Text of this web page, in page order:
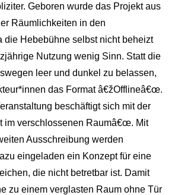
Geboren wurde das Projekt aus
Räumlichkeiten in den
die Hebebühne selbst nicht beheizt
Nutzung wenig Sinn. Statt die
leer und dunkel zu belassen,
das Format â€žOfflineâ€œ.
beschäftigt sich mit der
im verschlossenen Raumâ€œ. Mit
Ausschreibung werden
eingeladen ein Konzept für eine
die nicht betretbar ist. Damit
zu einem verglasten Raum ohne Tür